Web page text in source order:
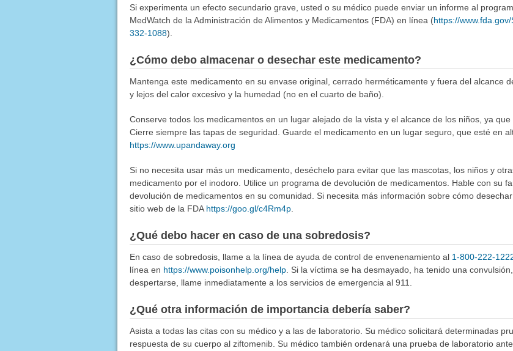
Si experimenta un efecto secundario grave, usted o su médico puede enviar un informe al
MedWatch de la Administración de Alimentos y Medicamentos (FDA) en línea (https://
332-1088).
¿Cómo debo almacenar o desechar este medicamento?
Mantenga este medicamento en su envase original, cerrado herméticamente y fuera del alcance
y lejos del calor excesivo y la humedad (no en el cuarto de baño).
Conserve todos los medicamentos en un lugar alejado de la vista y el alcance de los niños, ya
Cierre siempre las tapas de seguridad. Guarde el medicamento en un lugar seguro, que esté en
https://www.upandaway.org
Si no necesita usar más un medicamento, deséchelo para evitar que las mascotas, los niños y
medicamento por el inodoro. Utilice un programa de devolución de medicamentos. Hable con su
devolución de medicamentos en su comunidad. Si necesita más información sobre cómo
sitio web de la FDAhttps://goo.gl/c4Rm4p.
¿Qué debo hacer en caso de una sobredosis?
En caso de sobredosis, llame a la línea de ayuda de control de envenenamiento al 1-800-222-
línea en https://www.poisonhelp.org/help. Si la víctima se ha desmayado, ha tenido una
despertarse, llame inmediatamente a los servicios de emergencia al 911.
¿Qué otra información de importancia debería saber?
Asista a todas las citas con su médico y a las de laboratorio. Su médico solicitará determinadas
respuesta de su cuerpo al ziftomenib. Su médico también ordenará una prueba de laboratorio